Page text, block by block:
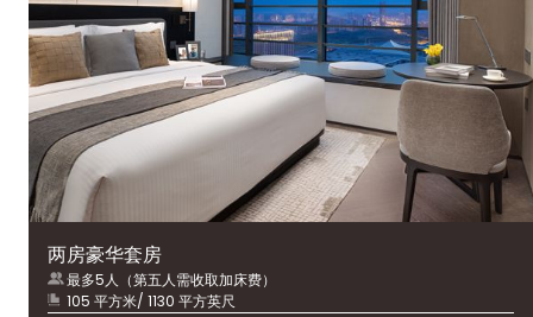
两房豪华套房
最多5人（第五人需收取加床费）
105 平方米/ 1130 平方英尺